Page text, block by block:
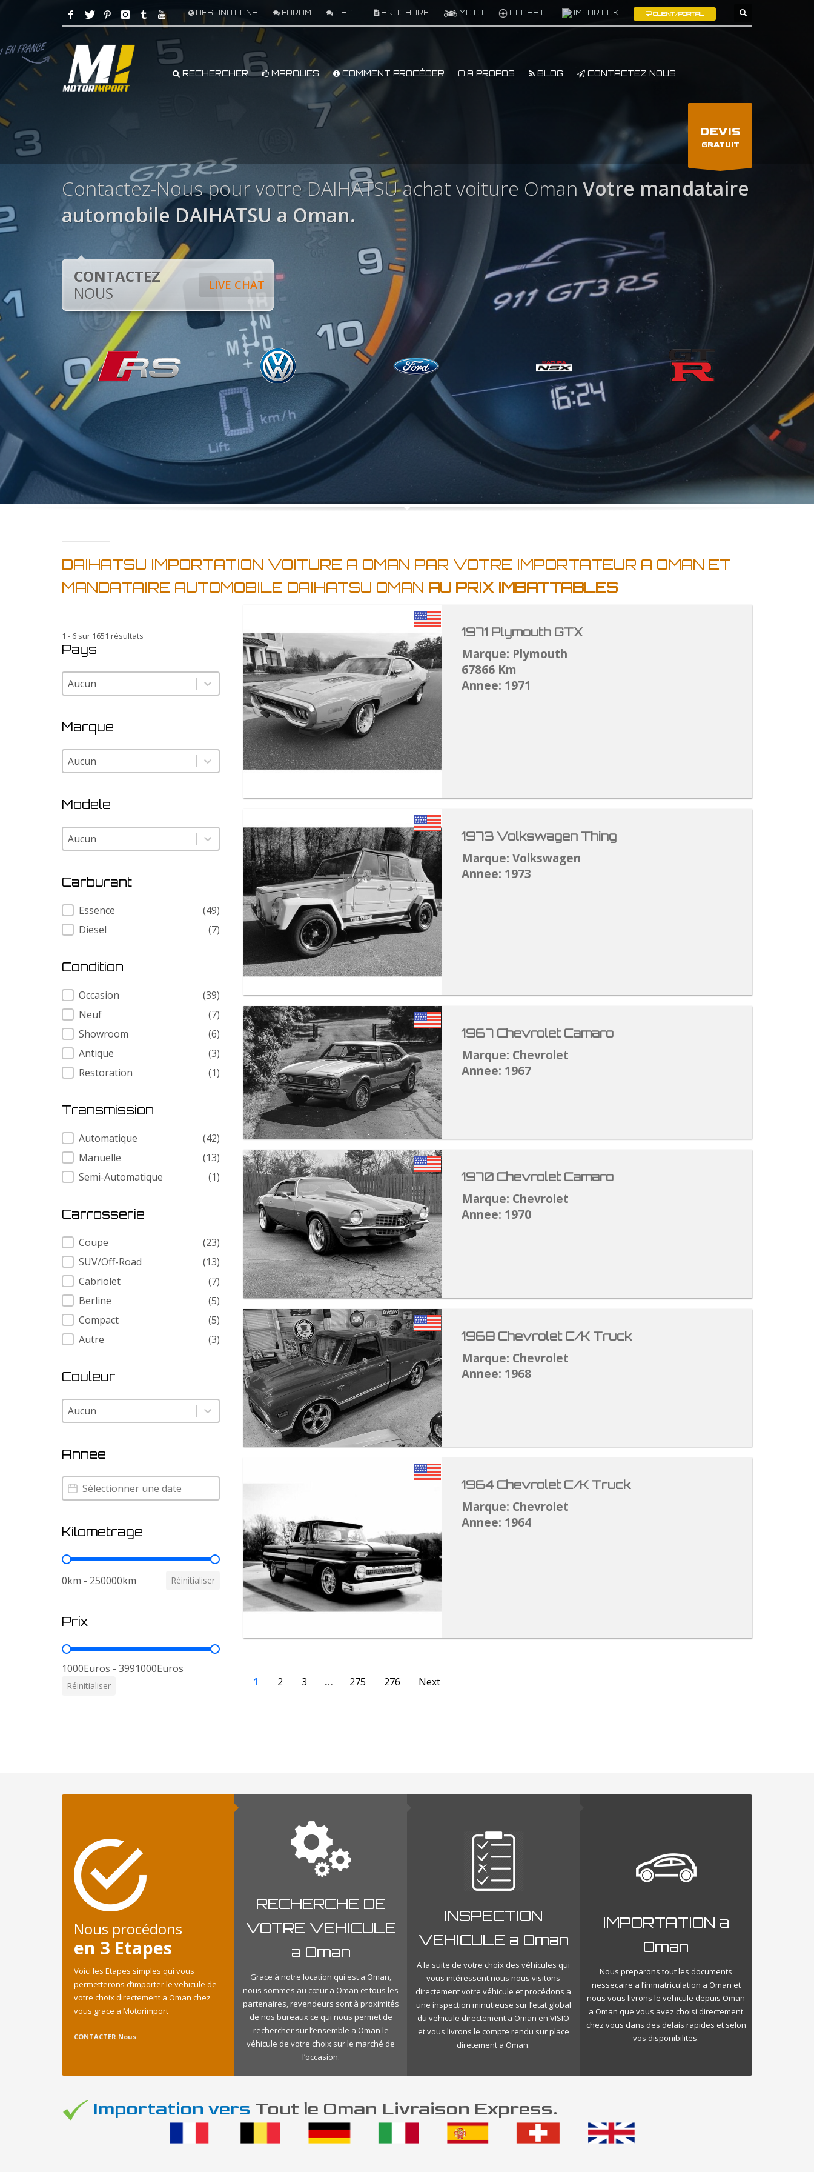
DESTINATIONS FORUM CHAT BROCHURE MOTO CLASSIC IMPORT UK CLIENT/PORTAL
RECHERCHER MARQUES COMMENT PROCÉDER A PROPOS BLOG CONTACTEZ NOUS
DEVIS
GRATUIT
Contactez-Nous pour votre DAIHATSU achat voiture Oman Votre mandataire
automobile DAIHATSU a Oman.
LIVE CHAT
CONTACTEZ
NOUS
DAIHATSU IMPORTATION VOITURE A OMAN PAR VOTRE IMPORTATEUR A OMAN ET
MANDATAIRE AUTOMOBILE DAIHATSU OMAN AU PRIX IMBATTABLES
1 - 6 sur 1651 résultats
Pays
Pays
Pays
Marque
Marque
Marque
Modele
Modele
Modele
Carburant
Carburant
Essence
(49)
Diesel
(7)
Condition
Condition
Occasion
(39)
Neuf
(7)
Showroom
(6)
Antique
(3)
Restoration
(1)
Transmission
Transmission
Automatique
(42)
Manuelle
(13)
Semi-Automatique
(1)
Carrosserie
Carrosserie
Coupe
(23)
SUV/Off-Road
(13)
Cabriolet
(7)
Berline
(5)
Compact
(5)
Autre
(3)
Couleur
Couleur
Couleur
Annee
Annee
Annee
Kilometrage
Kilometrage
0km - 250000km Réinitialiser
Prix
Prix
1000Euros - 3991000Euros
Réinitialiser
1971 Plymouth GTX
Marque: Plymouth
67866 Km
Annee: 1971
1973 Volkswagen Thing
Marque: Volkswagen
Annee: 1973
1967 Chevrolet Camaro
Marque: Chevrolet
Annee: 1967
1970 Chevrolet Camaro
Marque: Chevrolet
Annee: 1970
1968 Chevrolet C/K Truck
Marque: Chevrolet
Annee: 1968
1964 Chevrolet C/K Truck
Marque: Chevrolet
Annee: 1964
1 2 3 … 275 276 Next
Nous procédons
en 3 Etapes
Voici les Etapes simples qui vous
permetterons d’importer le vehicule de
votre choix directement a Oman chez
vous grace a Motorimport
CONTACTER Nous
RECHERCHE DE
VOTRE VEHICULE
a Oman
Grace à notre location qui est a Oman,
nous sommes au cœur a Oman et tous les
partenaires, revendeurs sont à proximités
de nos bureaux ce qui nous permet de
rechercher sur l’ensemble a Oman le
véhicule de votre choix sur le marché de
l’occasion.
INSPECTION
VEHICULE a Oman
A la suite de votre choix des véhicules qui
vous intéressent nous nous visitons
directement votre véhicule et procédons a
une inspection minutieuse sur l’etat global
du vehicule directement a Oman en VISIO
et vous livrons le compte rendu sur place
diretement a Oman.
IMPORTATION a
Oman
Nous preparons tout les documents
nessecaire a l’immatriculation a Oman et
nous vous livrons le vehicule depuis Oman
a Oman que vous avez choisi directement
chez vous dans des delais rapides et selon
vos disponibilites.
Importation vers Tout le Oman Livraison Express.